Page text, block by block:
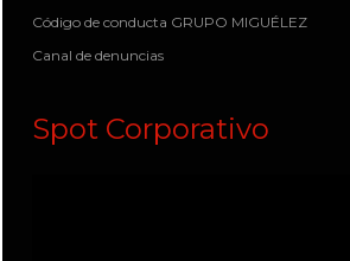
Código de conducta GRUPO MIGUÉLEZ
Canal de denuncias
Spot Corporativo